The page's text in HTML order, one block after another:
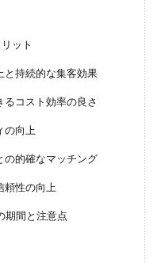
ット
と持続的な集客効果
るコスト効率の良さ
の向上
の的確なマッチング
頼性の向上
期間と注意点